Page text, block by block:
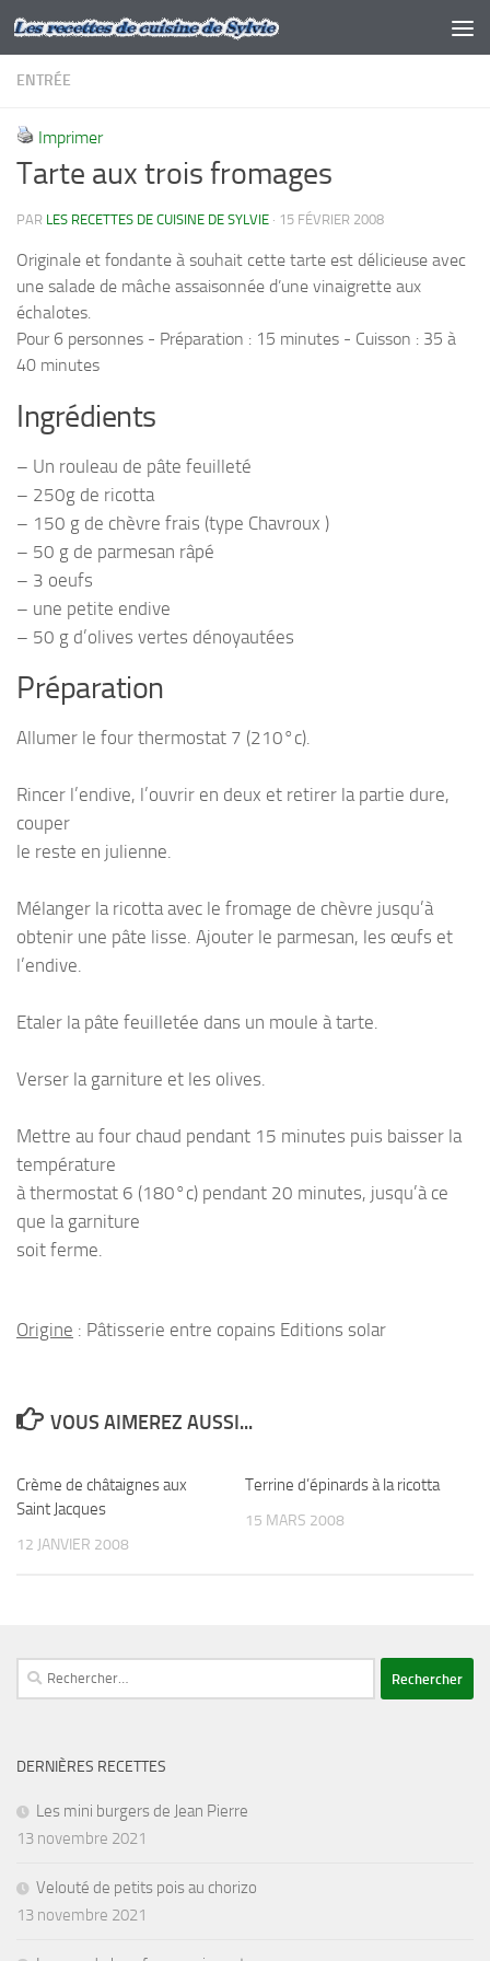
Skip to content
ENTRÉE
Imprimer
Tarte aux trois fromages
PAR LES RECETTES DE CUISINE DE SYLVIE · 15 FÉVRIER 2008
Originale et fondante à souhait cette tarte est délicieuse avec
une salade de mâche assaisonnée d’une vinaigrette aux
échalotes.
Pour 6 personnes - Préparation : 15 minutes - Cuisson : 35 à
40 minutes
Ingrédients
– Un rouleau de pâte feuilleté
– 250g de ricotta
– 150 g de chèvre frais (type Chavroux )
– 50 g de parmesan râpé
– 3 oeufs
– une petite endive
– 50 g d’olives vertes dénoyautées
Préparation
Allumer le four thermostat 7 (210°c).
Rincer l’endive, l’ouvrir en deux et retirer la partie dure,
couper
le reste en julienne.
Mélanger la ricotta avec le fromage de chèvre jusqu’à
obtenir une pâte lisse. Ajouter le parmesan, les œufs et
l’endive.
Etaler la pâte feuilletée dans un moule à tarte.
Verser la garniture et les olives.
Mettre au four chaud pendant 15 minutes puis baisser la
température
à thermostat 6 (180°c) pendant 20 minutes, jusqu’à ce
que la garniture
soit ferme.
Origine : Pâtisserie entre copains Editions solar
VOUS AIMEREZ AUSSI...
Crème de châtaignes aux
Saint Jacques
12 JANVIER 2008
Terrine d’épinards à la ricotta
15 MARS 2008
Rechercher :
DERNIÈRES RECETTES
Les mini burgers de Jean Pierre
13 novembre 2021
Velouté de petits pois au chorizo
13 novembre 2021